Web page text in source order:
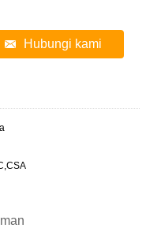
Hubungi kami